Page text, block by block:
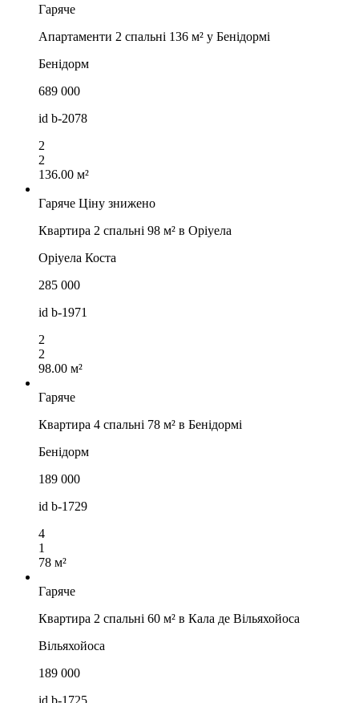
Гаряче
Апартаменти 2 спальні 136 м² у Бенідормі
Бенідорм
689 000
id b-2078
2
2
136.00 м²
Гаряче Ціну знижено
Квартира 2 спальні 98 м² в Оріуела
Оріуела Коста
285 000
id b-1971
2
2
98.00 м²
Гаряче
Квартира 4 спальні 78 м² в Бенідормі
Бенідорм
189 000
id b-1729
4
1
78 м²
Гаряче
Квартира 2 спальні 60 м² в Кала де Вільяхойоса
Вільяхойоса
189 000
id b-1725